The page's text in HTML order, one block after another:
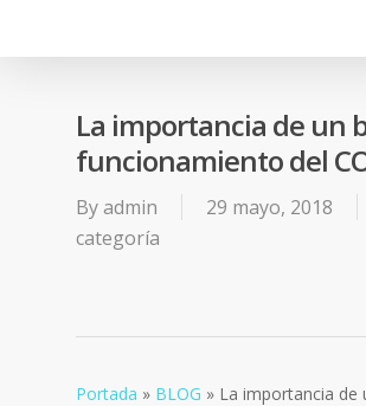
La importancia de un
funcionamiento del
Byadmin 29 mayo, 2018
categoría
Portada » BLOG » La importancia de